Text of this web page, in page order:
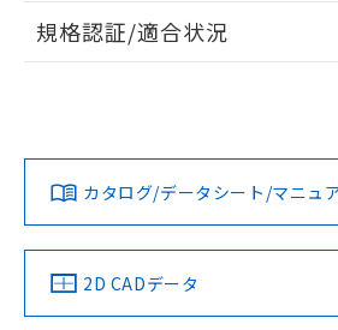
取りつけ穴加工図
ログイン/会員登
ダウンロードデータをご利用いただく
みください。
ソフトウェアの使用条件
EU RoHS 注意事項・凡例
対応済み
中国 RoHS 注意事項・凡例
規格認証/適合状況
カタログ/データシート/マニュ
2D CADデータ
り、2022年1月12日より割愛
す。